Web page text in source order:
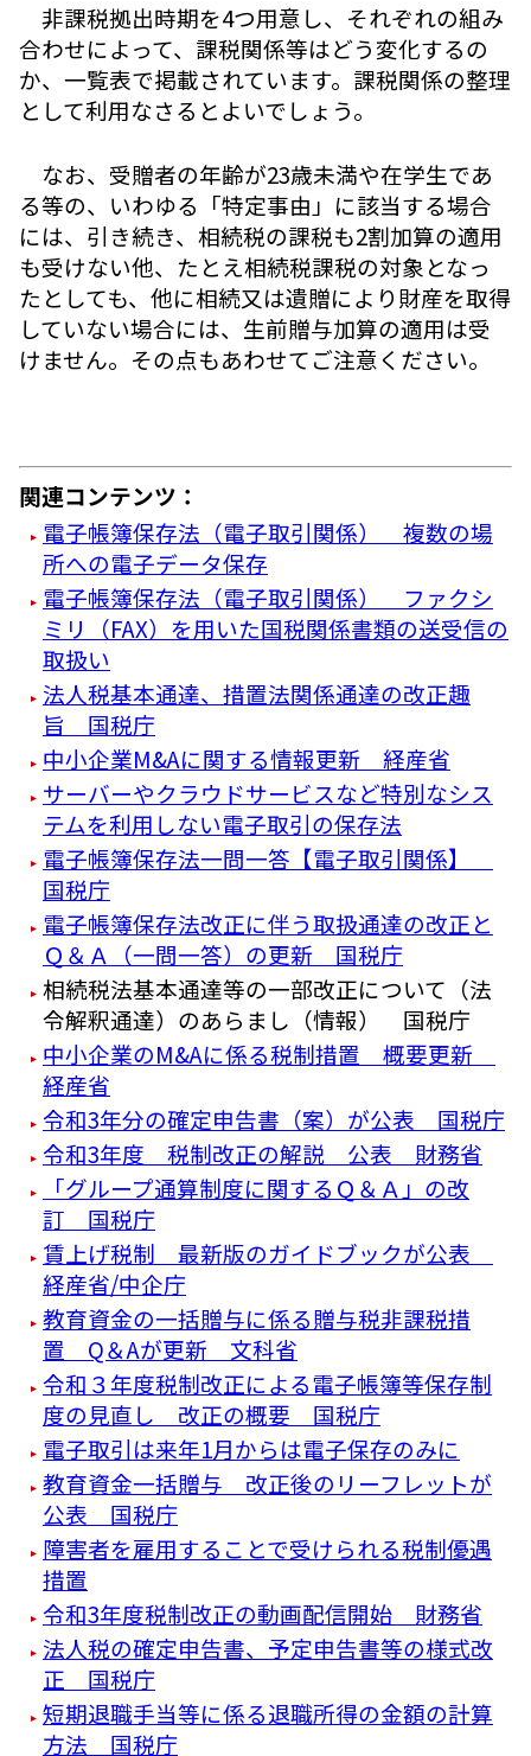
非課税拠出時期を4つ用意し、それぞれの組み
合わせによって、課税関係等はどう変化するの
か、一覧表で掲載されています。課税関係の整理
として利用なさるとよいでしょう。
なお、受贈者の年齢が23歳未満や在学生であ
る等の、いわゆる「特定事由」に該当する場合
には、引き続き、相続税の課税も2割加算の適用
も受けない他、たとえ相続税課税の対象となっ
たとしても、他に相続又は遺贈により財産を取得
していない場合には、生前贈与加算の適用は受
けません。その点もあわせてご注意ください。
関連コンテンツ：
電子帳簿保存法（電子取引関係） 複数の場
所への電子データ保存
電子帳簿保存法（電子取引関係） ファクシ
ミリ（FAX）を用いた国税関係書類の送受信の
取扱い
法人税基本通達、措置法関係通達の改正趣
旨 国税庁
中小企業M&Aに関する情報更新 経産省
サーバーやクラウドサービスなど特別なシス
テムを利用しない電子取引の保存法
電子帳簿保存法一問一答【電子取引関係】
国税庁
電子帳簿保存法改正に伴う取扱通達の改正と
Ｑ＆Ａ（一問一答）の更新 国税庁
相続税法基本通達等の一部改正について（法
令解釈通達）のあらまし（情報） 国税庁
中小企業のM&Aに係る税制措置 概要更新
経産省
令和3年分の確定申告書（案）が公表 国税庁
令和3年度 税制改正の解説 公表 財務省
「グループ通算制度に関するＱ＆Ａ」の改
訂 国税庁
賃上げ税制 最新版のガイドブックが公表
経産省/中企庁
教育資金の一括贈与に係る贈与税非課税措
置 Q＆Aが更新 文科省
令和３年度税制改正による電子帳簿等保存制
度の見直し 改正の概要 国税庁
電子取引は来年1月からは電子保存のみに
教育資金一括贈与 改正後のリーフレットが
公表 国税庁
障害者を雇用することで受けられる税制優遇
措置
令和3年度税制改正の動画配信開始 財務省
法人税の確定申告書、予定申告書等の様式改
正 国税庁
短期退職手当等に係る退職所得の金額の計算
方法 国税庁